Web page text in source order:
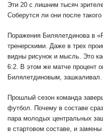
Эти 20 с лишним тысяч
Соберутся ли они после
Поражения Билялетдинова в
тренерскими. Даже в трех
видны рисунок и мысль. Это
6:2. В этом же матче процент
Билялетдиновым, зашкаливал.
Прошлый сезон команда
футбол. Почему в составе
пара молодых центральных
в стартовом составе, и